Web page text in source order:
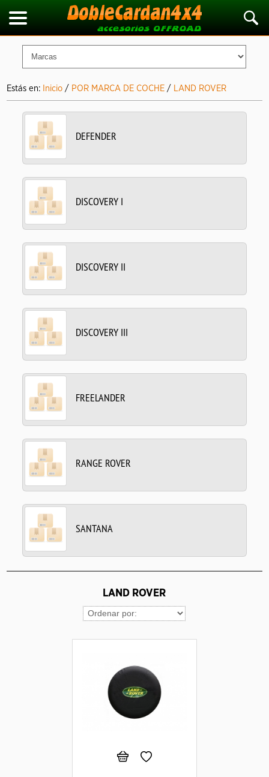
Estás en: Inicio / POR MARCA DE COCHE / LAND ROVER
DEFENDER
DISCOVERY I
DISCOVERY II
DISCOVERY III
FREELANDER
RANGE ROVER
SANTANA
LAND ROVER